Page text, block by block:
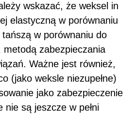
wskazać, że weksel in
elastyczną w porównaniu
w porównaniu do
metodą zabezpieczania
Ważne jest również,
(jako weksle niezupełne)
jako zabezpieczenie
nie są jeszcze w pełni